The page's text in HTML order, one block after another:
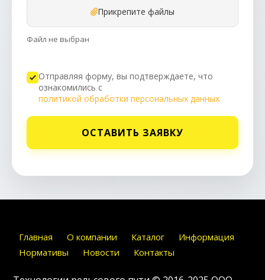
Прикрепите файлы
Файл не выбран
Отправляя форму, вы подтверждаете, что
ознакомились с
политикой обработки персональных данных
ОСТАВИТЬ ЗАЯВКУ
Главная О компании Каталог
Информация
Нормативы
Новости Контакты